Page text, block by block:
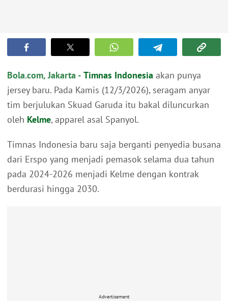
Bola.com, Jakarta - Timnas Indonesia akan punya
jersey baru. Pada Kamis (12/3/2026), seragam anyar
tim berjulukan Skuad Garuda itu bakal diluncurkan
oleh Kelme, apparel asal Spanyol.
Timnas Indonesia baru saja berganti penyedia busana
dari Erspo yang menjadi pemasok selama dua tahun
pada 2024-2026 menjadi Kelme dengan kontrak
berdurasi hingga 2030.
Advertisement